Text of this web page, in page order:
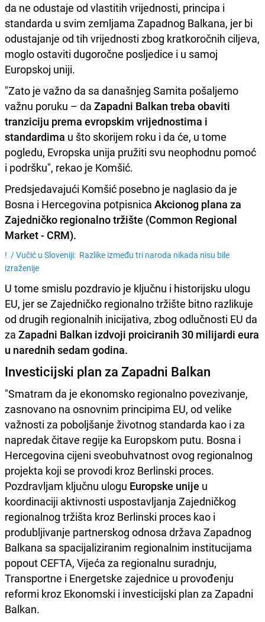
da ne odustaje od vlastitih vrijednosti, principa i
standarda u svim zemljama Zapadnog Balkana, jer bi
odustajanje od tih vrijednosti zbog kratkoročnih ciljeva,
moglo ostaviti dugoročne posljedice i u samoj
Europskoj uniji.
"Zato je važno da sa današnjeg Samita pošaljemo
važnu poruku – da Zapadni Balkan treba obaviti
tranziciju prema evropskim vrijednostima i
standardima u što skorijem roku i da će, u tome
pogledu, Evropska unija pružiti svu neophodnu pomoć
i podršku", rekao je Komšić.
Predsjedavajući Komšić posebno je naglasio da je
Bosna i Hercegovina potpisnica Akcionog plana za
Zajedničko regionalno tržište (Common Regional
Market - CRM).
! /Vučić u Sloveniji: Razlike između tri naroda nikada nisu bile
izraženije
U tome smislu pozdravio je ključnu i historijsku ulogu
EU, jer se Zajedničko regionalno tržište bitno razlikuje
od drugih regionalnih inicijativa, zbog odlučnosti EU da
za Zapadni Balkan izdvoji proiciranih 30 milijardi eura
u narednih sedam godina.
Investicijski plan za Zapadni Balkan
"Smatram da je ekonomsko regionalno povezivanje,
zasnovano na osnovnim principima EU, od velike
važnosti za poboljšanje životnog standarda kao i za
napredak čitave regije ka Europskom putu. Bosna i
Hercegovina cijeni sveobuhvatnost ovog regionalnog
projekta koji se provodi kroz Berlinski proces.
Pozdravljam ključnu ulogu Europske unije u
koordinaciji aktivnosti uspostavljanja Zajedničkog
regionalnog tržišta kroz Berlinski proces kao i
produbljivanje partnerskog odnosa država Zapadnog
Balkana sa spacijaliziranim regionalnim institucijama
popout CEFTA, Vijeća za regionalnu suradnju,
Transportne i Energetske zajednice u provođenju
reformi kroz Ekonomski i investicijski plan za Zapadni
Balkan.